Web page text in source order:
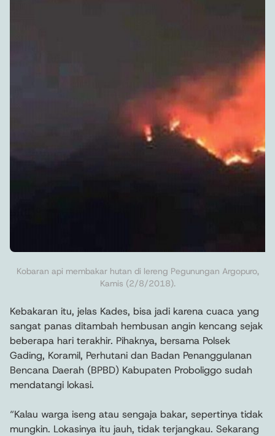
Kobaran api membakar hutan di lereng Pegunungan Argopuro,
Kamis (2/8/2018).
Kebakaran itu, jelas Kades, bisa jadi karena cuaca yang
sangat panas ditambah hembusan angin kencang sejak
beberapa hari terakhir. Pihaknya, bersama Polsek
Gading, Koramil, Perhutani dan Badan Penanggulanan
Bencana Daerah (BPBD) Kabupaten Proboliggo sudah
mendatangi lokasi.
“Kalau warga iseng atau sengaja bakar, sepertinya tidak
mungkin. Lokasinya itu jauh, tidak terjangkau. Sekarang